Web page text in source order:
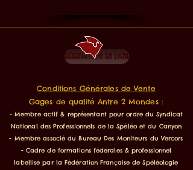
réservation en ligne
Conditions Générales de Vente
Gages de qualité Antre 2 Mondes :
- Membre actif & représentant pour ordre du Syndicat
National des Professionnels de la Spéléo et du Canyon
- Membre associé du Bureau Des Moniteurs du Vercors
- Cadre de formations fédérales & professionnel
labellisé par la Fédération Française de Spéléologie